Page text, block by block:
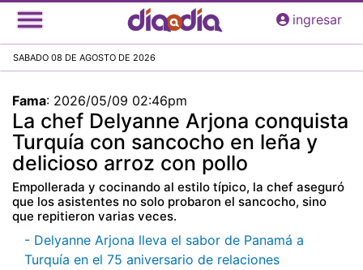
Pasar
al
principal
ingresar
SABADO 08 DE AGOSTO DE 2026
Fama: 2026/05/09 02:46pm
La chef Delyanne Arjona conquista
Turquía con sancocho en leña y
delicioso arroz con pollo
Empollerada y cocinando al estilo típico, la chef aseguró
que los asistentes no solo probaron el sancocho, sino
que repitieron varias veces.
- Delyanne Arjona lleva el sabor de Panamá a
Turquía en el 75 aniversario de relaciones